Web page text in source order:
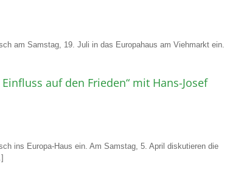
am Samstag, 19. Juli in das Europahaus am Viehmarkt ein.
auf den Frieden“ mit Hans-Josef
ins Europa-Haus ein. Am Samstag, 5. April diskutieren die